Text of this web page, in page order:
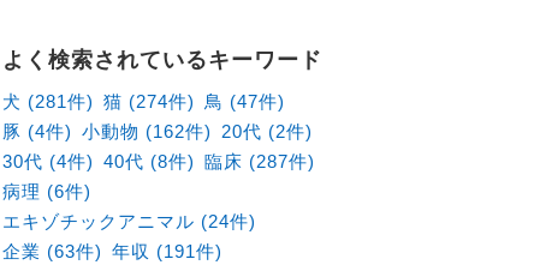
北海道札幌市東区
時給1,880円～
よく検索されているキーワード
犬 (281件) 猫 (274件)
鳥 (47件)
豚 (4件) 小動物 (162件)
20代 (2件)
30代 (4件) 40代 (8件) 臨床 (287件)
病理 (6件)
エキゾチックアニマル (24件)
企業 (63件) 年収 (191件)